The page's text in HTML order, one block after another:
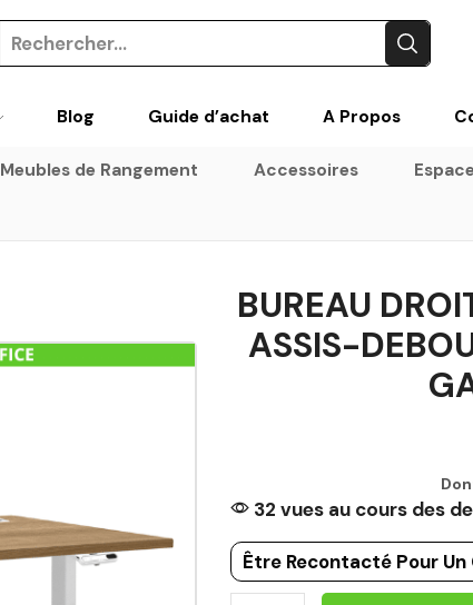
Blog Guide d’achat A Propos
Meubles de Rangement Accessoires
BUREAU
ASSIS-
32 vues au cours des
Être Recontacté Pour Un